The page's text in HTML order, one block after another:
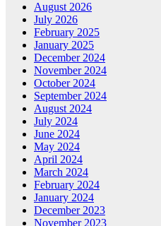
August 2026
July 2026
February 2025
January 2025
December 2024
November 2024
October 2024
September 2024
August 2024
July 2024
June 2024
May 2024
April 2024
March 2024
February 2024
January 2024
December 2023
November 2023